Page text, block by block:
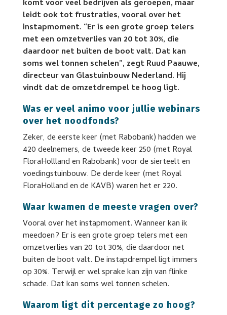
komt voor veel bedrijven als geroepen, maar
leidt ook tot frustraties, vooral over het
instapmoment. “Er is een grote groep telers
met een omzetverlies van 20 tot 30%, die
daardoor net buiten de boot valt. Dat kan
soms wel tonnen schelen”, zegt Ruud Paauwe,
directeur van Glastuinbouw Nederland. Hij
vindt dat de omzetdrempel te hoog ligt.
Was er veel animo voor jullie webinars
over het noodfonds?
Zeker, de eerste keer (met Rabobank) hadden we
420 deelnemers, de tweede keer 250 (met Royal
FloraHollland en Rabobank) voor de sierteelt en
voedingstuinbouw. De derde keer (met Royal
FloraHolland en de KAVB) waren het er 220.
Waar kwamen de meeste vragen over?
Vooral over het instapmoment. Wanneer kan ik
meedoen? Er is een grote groep telers met een
omzetverlies van 20 tot 30%, die daardoor net
buiten de boot valt. De instapdrempel ligt immers
op 30%. Terwijl er wel sprake kan zijn van flinke
schade. Dat kan soms wel tonnen schelen.
Waarom ligt dit percentage zo hoog?